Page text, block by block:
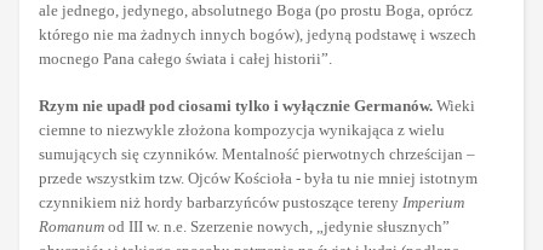
ale jednego, jedynego, absolutnego Boga (po prostu Boga, oprócz
którego nie ma żadnych innych bogów), jedyną podstawę i wszech
mocnego Pana całego świata i całej historii”.
Rzym nie upadł pod ciosami tylko i wyłącznie Germanów. Wieki
ciemne to niezwykle złożona kompozycja wynikająca z wielu
sumujących się czynników. Mentalność pierwotnych chrześcijan –
przede wszystkim tzw. Ojców Kościoła - była tu nie mniej istotnym
czynnikiem niż hordy barbarzyńców pustoszące tereny Imperium
Romanum od III w. n.e. Szerzenie nowych, „jedynie słusznych”